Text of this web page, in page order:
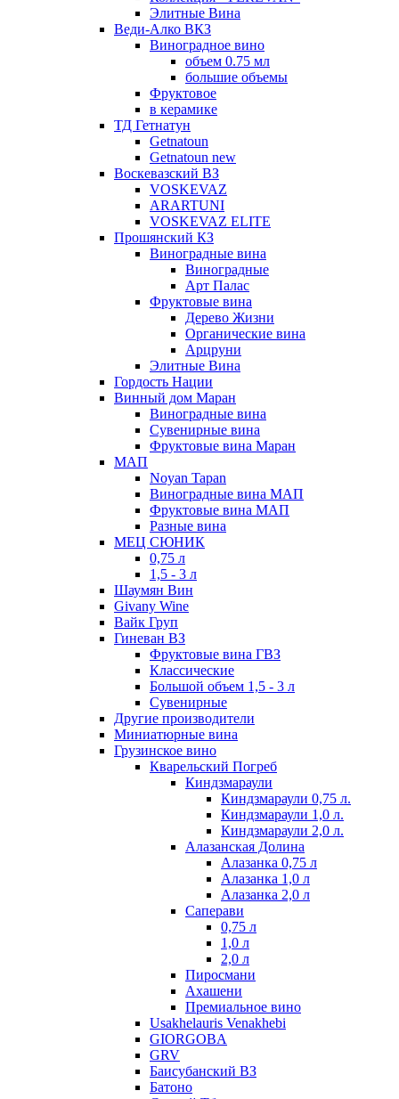
Элитные Вина
Веди-Алко ВКЗ
Виноградное вино
объем 0.75 мл
большие объемы
Фруктовое
в керамике
ТД Гетнатун
Getnatoun
Getnatoun new
Воскевазский ВЗ
VOSKEVAZ
ARARTUNI
VOSKEVAZ ELITE
Прошянский КЗ
Виноградные вина
Виноградные
Арт Палас
Фруктовые вина
Дерево Жизни
Органические вина
Арцруни
Элитные Вина
Гордость Нации
Винный дом Маран
Виноградные вина
Сувенирные вина
Фруктовые вина Маран
МАП
Noyan Tapan
Виноградные вина МАП
Фруктовые вина МАП
Разные вина
МЕЦ СЮНИК
0,75 л
1,5 - 3 л
Шаумян Вин
Givany Wine
Вайк Груп
Гиневан ВЗ
Фруктовые вина ГВЗ
Классические
Большой объем 1,5 - 3 л
Сувенирные
Другие производители
Миниатюрные вина
Грузинское вино
Кварельский Погреб
Киндзмараули
Киндзмараули 0,75 л.
Киндзмараули 1,0 л.
Киндзмараули 2,0 л.
Алазанская Долина
Алазанка 0,75 л
Алазанка 1,0 л
Алазанка 2,0 л
Саперави
0,75 л
1,0 л
2,0 л
Пиросмани
Ахашени
Премиальное вино
Usakhelauris Venakhebi
GIORGOBA
GRV
Баисубанский ВЗ
Батоно